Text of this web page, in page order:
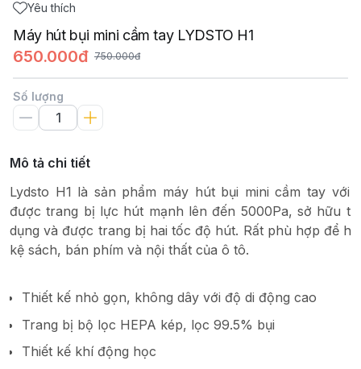
Yêu thích
Máy hút bụi mini cầm tay LYDSTO H1
650.000đ 750.000đ
Số lượng
Mô tả chi tiết
Lydsto H1 là sản phẩm máy hút bụi mini cầm tay với
được trang bị lực hút mạnh lên đến 5000Pa, sở hữu
dụng và được trang bị hai tốc độ hút. Rất phù hợp để
kệ sách, bán phím và nội thất của ô tô.
Thiết kế nhỏ gọn, không dây với độ di động cao
Trang bị bộ lọc HEPA kép, lọc 99.5% bụi
Thiết kế khí động học